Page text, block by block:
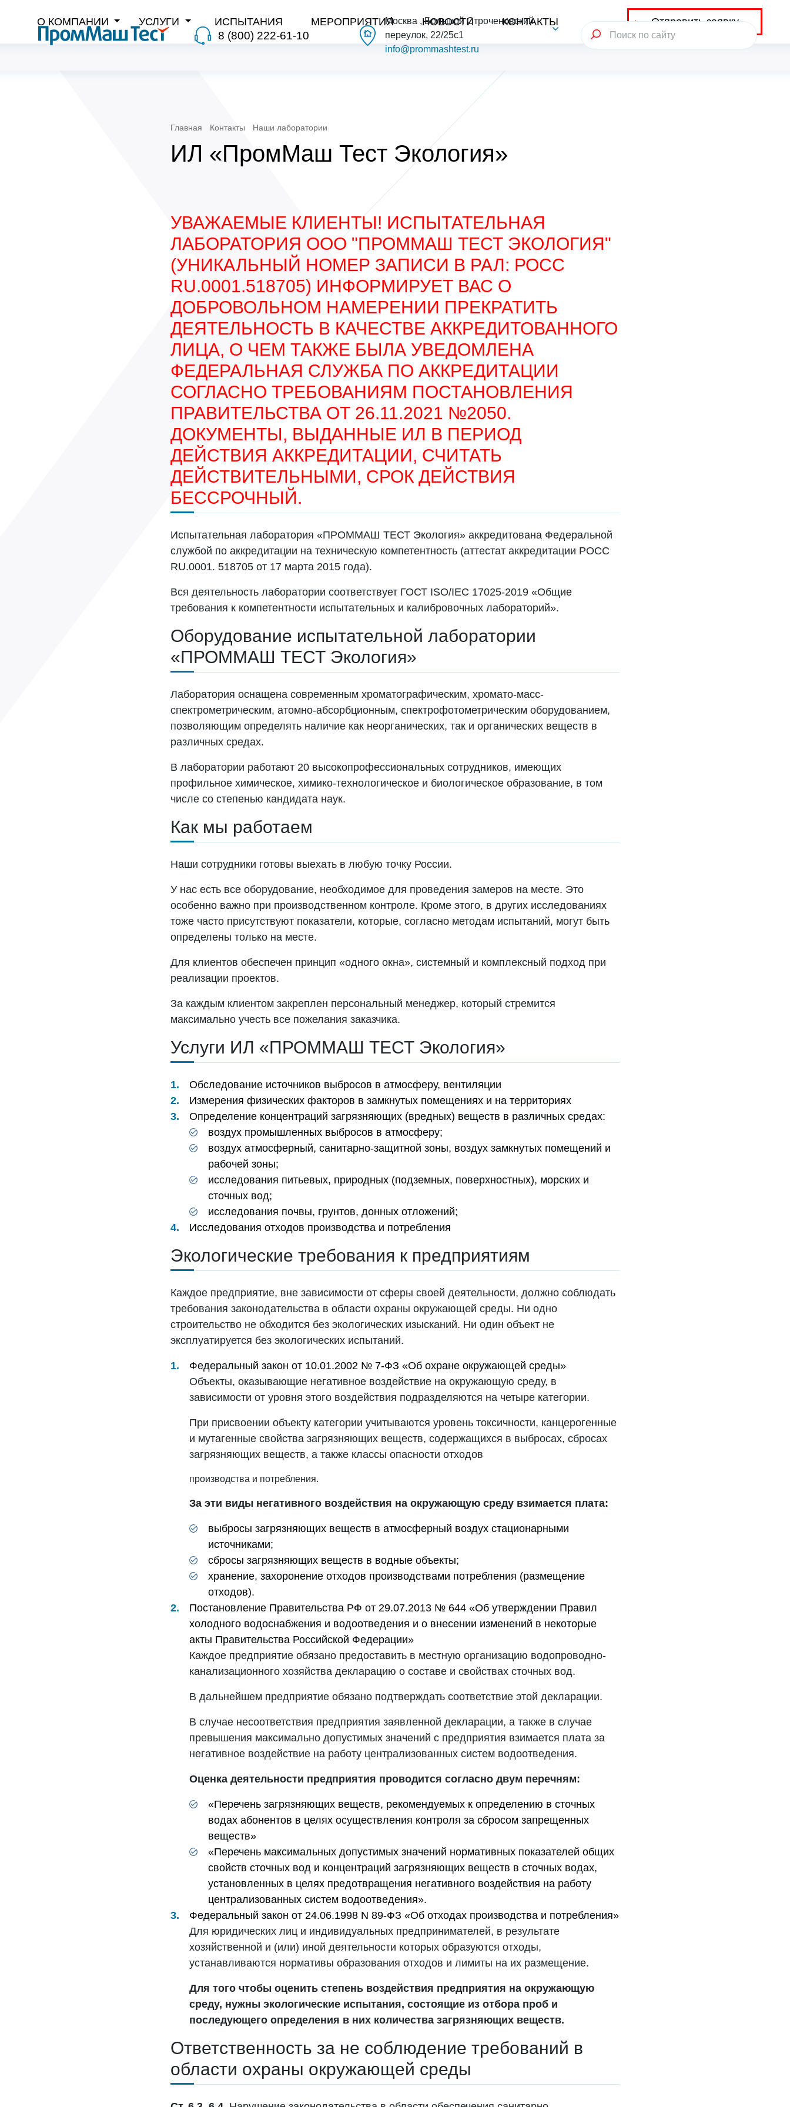
8 (800) 222-61-10
Москва , Большой Строченовский
переулок, 22/25с1
info@prommashtest.ru
О КОМПАНИИ УСЛУГИ ИСПЫТАНИЯ МЕРОПРИЯТИЯ НОВОСТИ КОНТАКТЫ Отправить заявку
Главная Контакты Наши лаборатории
ИЛ «ПромМаш Тест Экология»
УВАЖАЕМЫЕ КЛИЕНТЫ! ИСПЫТАТЕЛЬНАЯ
ЛАБОРАТОРИЯ ООО "ПРОММАШ ТЕСТ ЭКОЛОГИЯ"
(УНИКАЛЬНЫЙ НОМЕР ЗАПИСИ В РАЛ: РОСС
RU.0001.518705) ИНФОРМИРУЕТ ВАС О
ДОБРОВОЛЬНОМ НАМЕРЕНИИ ПРЕКРАТИТЬ
ДЕЯТЕЛЬНОСТЬ В КАЧЕСТВЕ АККРЕДИТОВАННОГО
ЛИЦА, О ЧЕМ ТАКЖЕ БЫЛА УВЕДОМЛЕНА
ФЕДЕРАЛЬНАЯ СЛУЖБА ПО АККРЕДИТАЦИИ
СОГЛАСНО ТРЕБОВАНИЯМ ПОСТАНОВЛЕНИЯ
ПРАВИТЕЛЬСТВА ОТ 26.11.2021 №2050.
ДОКУМЕНТЫ, ВЫДАННЫЕ ИЛ В ПЕРИОД
ДЕЙСТВИЯ АККРЕДИТАЦИИ, СЧИТАТЬ
ДЕЙСТВИТЕЛЬНЫМИ, СРОК ДЕЙСТВИЯ
БЕССРОЧНЫЙ.
Испытательная лаборатория «ПРОММАШ ТЕСТ Экология» аккредитована Федеральной
службой по аккредитации на техническую компетентность (аттестат аккредитации РОСС
RU.0001. 518705 от 17 марта 2015 года).
Вся деятельность лаборатории соответствует ГОСТ ISO/IEC 17025-2019 «Общие
требования к компетентности испытательных и калибровочных лабораторий».
Оборудование испытательной лаборатории
«ПРОММАШ ТЕСТ Экология»
Лаборатория оснащена современным хроматографическим, хромато-масс-
спектрометрическим, атомно-абсорбционным, спектрофотометрическим оборудованием,
позволяющим определять наличие как неорганических, так и органических веществ в
различных средах.
В лаборатории работают 20 высокопрофессиональных сотрудников, имеющих
профильное химическое, химико-технологическое и биологическое образование, в том
числе со степенью кандидата наук.
Как мы работаем
Наши сотрудники готовы выехать в любую точку России.
У нас есть все оборудование, необходимое для проведения замеров на месте. Это
особенно важно при производственном контроле. Кроме этого, в других исследованиях
тоже часто присутствуют показатели, которые, согласно методам испытаний, могут быть
определены только на месте.
Для клиентов обеспечен принцип «одного окна», системный и комплексный подход при
реализации проектов.
За каждым клиентом закреплен персональный менеджер, который стремится
максимально учесть все пожелания заказчика.
Услуги ИЛ «ПРОММАШ ТЕСТ Экология»
Обследование источников выбросов в атмосферу, вентиляции
Измерения физических факторов в замкнутых помещениях и на территориях
Определение концентраций загрязняющих (вредных) веществ в различных средах:
воздух промышленных выбросов в атмосферу;
воздух атмосферный, санитарно-защитной зоны, воздух замкнутых помещений и
рабочей зоны;
исследования питьевых, природных (подземных, поверхностных), морских и
сточных вод;
исследования почвы, грунтов, донных отложений;
Исследования отходов производства и потребления
Экологические требования к предприятиям
Каждое предприятие, вне зависимости от сферы своей деятельности, должно соблюдать
требования законодательства в области охраны окружающей среды. Ни одно
строительство не обходится без экологических изысканий. Ни один объект не
эксплуатируется без экологических испытаний.
Федеральный закон от 10.01.2002 № 7-ФЗ «Об охране окружающей среды»
Объекты, оказывающие негативное воздействие на окружающую среду, в
зависимости от уровня этого воздействия подразделяются на четыре категории.
При присвоении объекту категории учитываются уровень токсичности, канцерогенные
и мутагенные свойства загрязняющих веществ, содержащихся в выбросах, сбросах
загрязняющих веществ, а также классы опасности отходов
производства и потребления.
За эти виды негативного воздействия на окружающую среду взимается плата:
выбросы загрязняющих веществ в атмосферный воздух стационарными
источниками;
сбросы загрязняющих веществ в водные объекты;
хранение, захоронение отходов производствами потребления (размещение
отходов).
Постановление Правительства РФ от 29.07.2013 № 644 «Об утверждении Правил
холодного водоснабжения и водоотведения и о внесении изменений в некоторые
акты Правительства Российской Федерации»
Каждое предприятие обязано предоставить в местную организацию водопроводно-
канализационного хозяйства декларацию о составе и свойствах сточных вод.
В дальнейшем предприятие обязано подтверждать соответствие этой декларации.
В случае несоответствия предприятия заявленной декларации, а также в случае
превышения максимально допустимых значений с предприятия взимается плата за
негативное воздействие на работу централизованных систем водоотведения.
Оценка деятельности предприятия проводится согласно двум перечням:
«Перечень загрязняющих веществ, рекомендуемых к определению в сточных
водах абонентов в целях осуществления контроля за сбросом запрещенных
веществ»
«Перечень максимальных допустимых значений нормативных показателей общих
свойств сточных вод и концентраций загрязняющих веществ в сточных водах,
установленных в целях предотвращения негативного воздействия на работу
централизованных систем водоотведения».
Федеральный закон от 24.06.1998 N 89-ФЗ «Об отходах производства и потребления»
Для юридических лиц и индивидуальных предпринимателей, в результате
хозяйственной и (или) иной деятельности которых образуются отходы,
устанавливаются нормативы образования отходов и лимиты на их размещение.
Для того чтобы оценить степень воздействия предприятия на окружающую
среду, нужны экологические испытания, состоящие из отбора проб и
последующего определения в них количества загрязняющих веществ.
Ответственность за не соблюдение требований в
области охраны окружающей среды